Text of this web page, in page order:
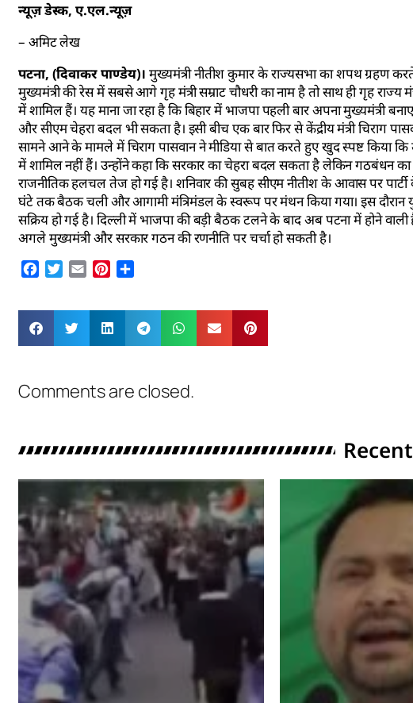
न्यूज़ डेस्क, ए.एल.न्यूज़
– अमिट लेख
पटना, (दिवाकर पाण्डेय)। मुख्यमंत्री नीतीश कुमार के राज्यसभा का शपथ ग्रहण
मुख्यमंत्री की रेस में सबसे आगे गृह मंत्री सम्राट चौधरी का नाम है तो साथ ही गृह राज्य
में शामिल हैं। यह माना जा रहा है कि बिहार में भाजपा पहली बार अपना मुख्यमंत्री
और सीएम चेहरा बदल भी सकता है। इसी बीच एक बार फिर से केंद्रीय मंत्री चिराग
सामने आने के मामले में चिराग पासवान ने मीडिया से बात करते हुए खुद स्पष्ट किया
में शामिल नहीं हैं। उन्होंने कहा कि सरकार का चेहरा बदल सकता है लेकिन गठबंधन का
राजनीतिक हलचल तेज हो गई है। शनिवार की सुबह सीएम नीतीश के आवास पर पार्टी
घंटे तक बैठक चली और आगामी मंत्रिमंडल के स्वरूप पर मंथन किया गया। इस
सक्रिय हो गई है। दिल्ली में भाजपा की बड़ी बैठक टलने के बाद अब पटना में होने वाली
अगले मुख्यमंत्री और सरकार गठन की रणनीति पर चर्चा हो सकती है।
Facebook
Twitter
Email Pinterest
Comments are closed.